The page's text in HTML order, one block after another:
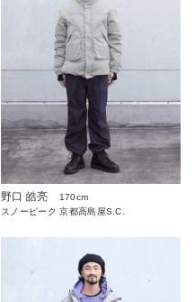
野口 皓亮
170cm
スノーピーク 京都高島屋S.C.